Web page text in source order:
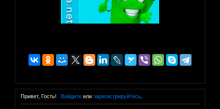
Привет, Гость! Войдитеили зарегистрируйтесь.